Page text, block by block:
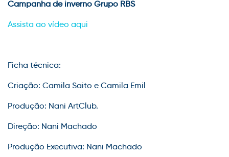
Campanha de inverno Grupo RBS
Assista ao vídeo aqui
Ficha técnica:
Criação: Camila Saito e Camila Emil
Produção: Nani ArtClub.
Direção: Nani Machado
Produção Executiva: Nani Machado